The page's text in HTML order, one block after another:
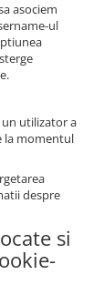
asociem
ul
un utilizator a
la momentul
despre
si